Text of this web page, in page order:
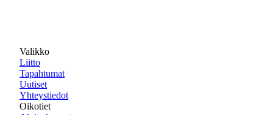
Valikko
Liitto
Tapahtumat
Uutiset
Yhteystiedot
Oikotiet